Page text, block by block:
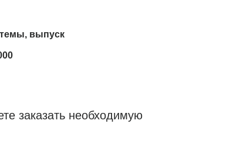
выпуск
заказать необходимую